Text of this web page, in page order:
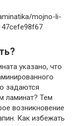
mojno-li-
указано, что
задаются
ламинат? Тем
возникновение
Как избежать